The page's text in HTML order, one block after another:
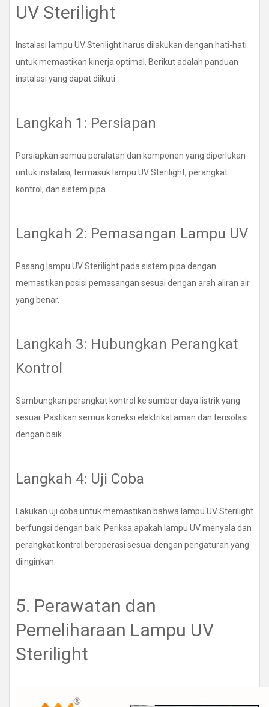
UV Sterilight
Instalasi lampu UV Sterilight harus dilakukan dengan hati-hati
untuk memastikan kinerja optimal. Berikut adalah panduan
instalasi yang dapat diikuti:
Langkah 1: Persiapan
Persiapkan semua peralatan dan komponen yang diperlukan
untuk instalasi, termasuk lampu UV Sterilight, perangkat
kontrol, dan sistem pipa.
Langkah 2: Pemasangan Lampu UV
Pasang lampu UV Sterilight pada sistem pipa dengan
memastikan posisi pemasangan sesuai dengan arah aliran air
yang benar.
Langkah 3: Hubungkan Perangkat
Kontrol
Sambungkan perangkat kontrol ke sumber daya listrik yang
sesuai. Pastikan semua koneksi elektrikal aman dan terisolasi
dengan baik.
Langkah 4: Uji Coba
Lakukan uji coba untuk memastikan bahwa lampu UV Sterilight
berfungsi dengan baik. Periksa apakah lampu UV menyala dan
perangkat kontrol beroperasi sesuai dengan pengaturan yang
diinginkan.
5. Perawatan dan
Pemeliharaan Lampu UV
Sterilight